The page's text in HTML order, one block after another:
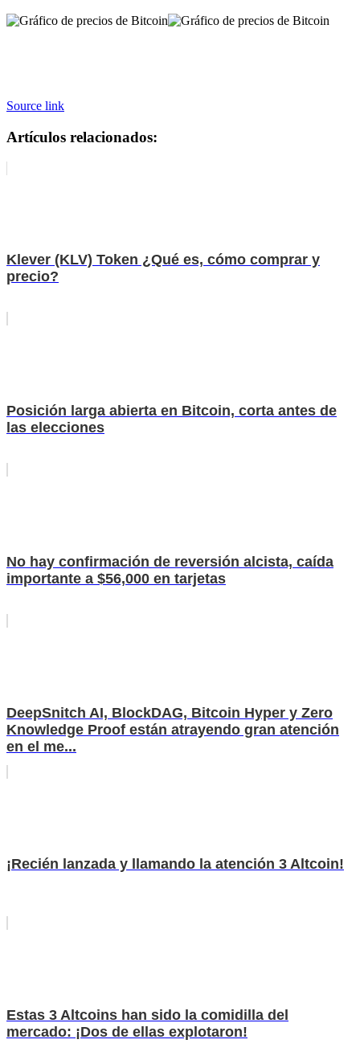
Source link
Artículos relacionados:
Klever (KLV) Token ¿Qué es, cómo comprar y
precio?
Posición larga abierta en Bitcoin, corta antes de
las elecciones
No hay confirmación de reversión alcista, caída
importante a $56,000 en tarjetas
DeepSnitch AI, BlockDAG, Bitcoin Hyper y Zero
Knowledge Proof están atrayendo gran atención
en el me...
¡Recién lanzada y llamando la atención 3 Altcoin!
Estas 3 Altcoins han sido la comidilla del
mercado: ¡Dos de ellas explotaron!